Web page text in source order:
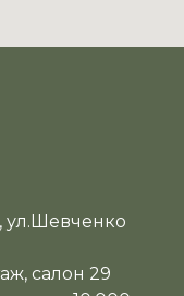
ул.Шевченко
салон 29